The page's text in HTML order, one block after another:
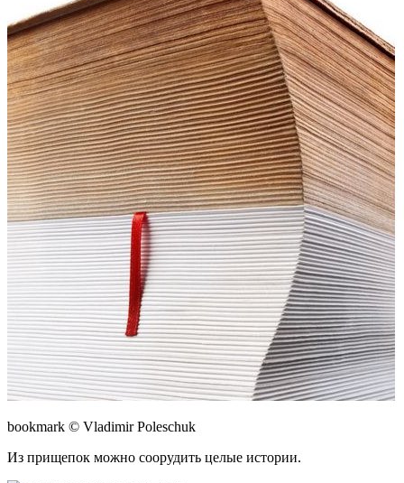
bookmark © Vladimir Poleschuk
Из прищепок можно соорудить целые истории.